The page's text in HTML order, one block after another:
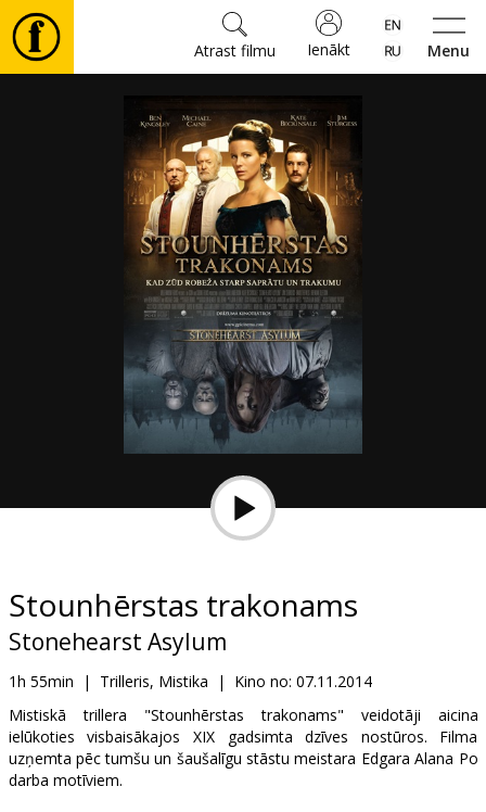
Menu
Ienākt
Atrast filmu
Pasākumi
B2B
Kino
Klubs
Stounhērstas trakonams
Stonehearst Asylum
1h 55min | Trilleris, Mistika | Kino no: 07.11.2014
Mistiskā trillera "Stounhērstas trakonams" veidotāji aicina
ielūkoties visbaisākajos XIX gadsimta dzīves nostūros. Filma
uzņemta pēc tumšu un šaušalīgu stāstu meistara Edgara Alana Po
darba motīviem.